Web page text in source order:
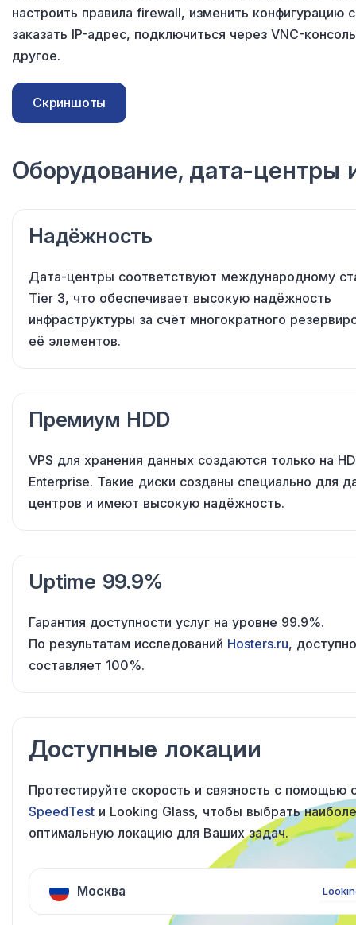
настроить правила firewall, изменить конфигурацию
заказать IP-адрес, подключиться через VNC-консоль
другое.
Скриншоты
Оборудование, дата-центры
Надёжность
Дата-центры соответствуют международному
Tier 3, что обеспечивает высокую надёжность
инфраструктуры за счёт многократного
её элементов.
Премиум HDD
VPS для хранения данных создаются только на
Enterprise. Такие диски созданы специально для
центров и имеют высокую надёжность.
Uptime 99.9%
Гарантия доступности услуг на уровне 99.9%.
По результатам исследований Hosters.ru,
составляет 100%.
Доступные локации
Протестируйте скорость и связность с помощью
SpeedTest и Looking Glass, чтобы выбрать
оптимальную локацию для Вашихзадач.
Москва